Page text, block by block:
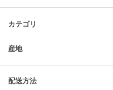
カテゴリ
産地
配送方法